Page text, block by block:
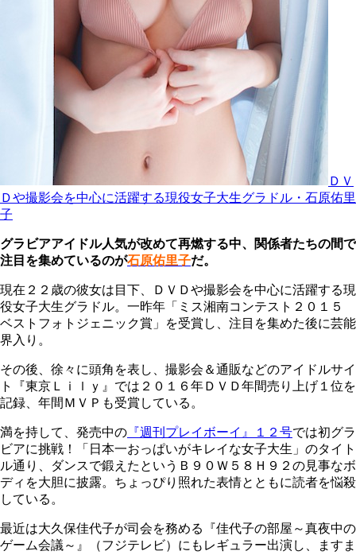
ＤＶ
Ｄや撮影会を中心に活躍する現役女子大生グラドル・石原佑里
子
グラビアアイドル人気が改めて再燃する中、関係者たちの間で
注目を集めているのが石原佑里子だ。
現在２２歳の彼女は目下、ＤＶＤや撮影会を中心に活躍する現
役女子大生グラドル。一昨年「ミス湘南コンテスト２０１５
ベストフォトジェニック賞」を受賞し、注目を集めた後に芸能
界入り。
その後、徐々に頭角を表し、撮影会＆通販などのアイドルサイ
ト『東京Ｌｉｌｙ』では２０１６年ＤＶＤ年間売り上げ１位を
記録、年間ＭＶＰも受賞している。
満を持して、発売中の 『週刊プレイボーイ』１２号では初グラ
ビアに挑戦！「日本一おっぱいがキレイな女子大生」のタイト
ル通り、ダンスで鍛えたというＢ９０Ｗ５８Ｈ９２の見事なボ
ディを大胆に披露。ちょっぴり照れた表情とともに読者を悩殺
している。
最近は大久保佳代子が司会を務める『佳代子の部屋～真夜中の
ゲーム会議～』（フジテレビ）にもレギュラー出演し、ますま